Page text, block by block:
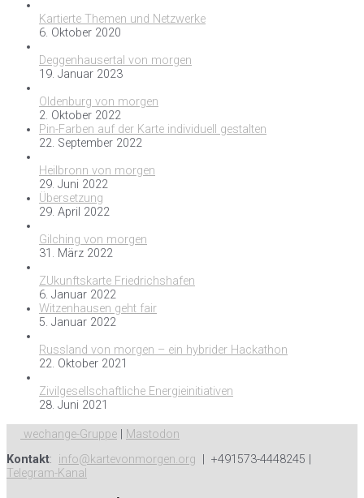
Kartierte Themen und Netzwerke
6. Oktober 2020
Deggenhausertal von morgen
19. Januar 2023
Oldenburg von morgen
2. Oktober 2022
Pin-Farben auf der Karte individuell gestalten
22. September 2022
Heilbronn von morgen
29. Juni 2022
Übersetzung
29. April 2022
Gilching von morgen
31. März 2022
ZUkunftskarte Friedrichshafen
6. Januar 2022
Witzenhausen geht fair
5. Januar 2022
Russland von morgen – ein hybrider Hackathon
22. Oktober 2021
Zivilgesellschaftliche Energieinitiativen
28. Juni 2021
wechange-Gruppe
Mastodon
Kontakt: info@kartevonmorgen.org | +491573-4448245 |
Telegram-Kanal